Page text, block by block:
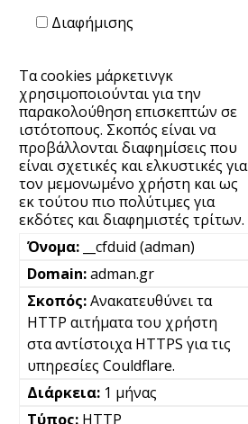
Διαφήμισης
Τα cookies μάρκετινγκ
χρησιμοποιούνται για την
παρακολούθηση επισκεπτών σε
ιστότοπους. Σκοπός είναι να
προβάλλονται διαφημίσεις που
είναι σχετικές και ελκυστικές για
τον μεμονωμένο χρήστη και ως
εκ τούτου πιο πολύτιμες για
εκδότες και διαφημιστές τρίτων.
__cfduid (adman)
adman.gr
Ανακατευθύνει τα
HTTP αιτήματα του χρήστη
στα αντίστοιχα HTTPS για τις
υπηρεσίες Couldflare.
1 μήνας
HTTP